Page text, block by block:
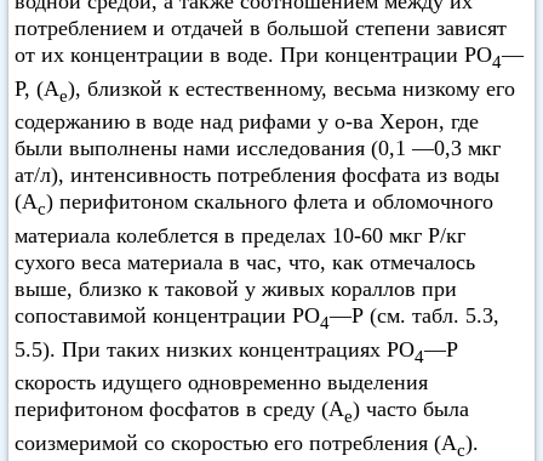
потреблением и отдачей в большой степени зависят
от их концентрации в воде. При концентрации РО4—
Р, (Ае), близкой к естественному, весьма низкому его
содержанию в воде над рифами у о-ва Херон, где
были выполнены нами исследования (0,1 —0,3 мкг
ат/л), интенсивность потребления фосфата из воды
(Ас) перифитоном скального флета и обломочного
материала колеблется в пределах 10-60 мкг Р/кг
сухого веса материала в час, что, как отмечалось
выше, близко к таковой у живых кораллов при
сопоставимой концентрации РО4—Р (см. табл. 5.3,
5.5). При таких низких концентрациях РО4—Р
скорость идущего одновременно выделения
перифитоном фосфатов в среду (Ае) часто была
соизмеримой со скоростью его потребления (Ас).